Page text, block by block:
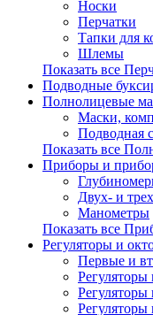
Носки
Перчатки
Тапки для
Шлемы
Показать все
Подводные
Полнолицевые
Маски,
Подводная
Показать все
Приборы и
Двух- и
Манометры
Показать все
Регуляторы и
Первые и